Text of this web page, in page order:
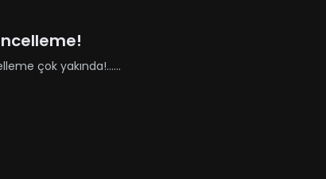
çok yakında!......